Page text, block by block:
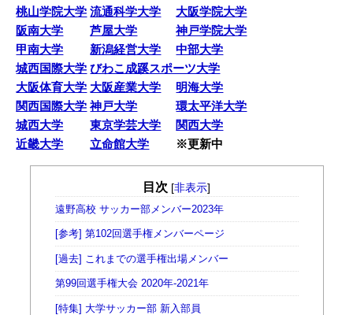
桃山学院大学 流通科学大学
大阪学院大学
阪南大学
芦屋大学
神戸学院大学
甲南大学
新潟経営大学
中部大学
城西国際大学 びわこ成蹊スポーツ大学
大阪体育大学 大阪産業大学
明海大学
関西国際大学 神戸大学
環太平洋大学
城西大学
東京学芸大学
関西大学
近畿大学
立命館大学 ※更新中
目次 [非表示]
遠野高校 サッカー部メンバー2023年
[参考] 第102回選手権メンバーページ
[過去] これまでの選手権出場メンバー
第99回選手権大会 2020年-2021年
[特集] 大学サッカー部 新入部員